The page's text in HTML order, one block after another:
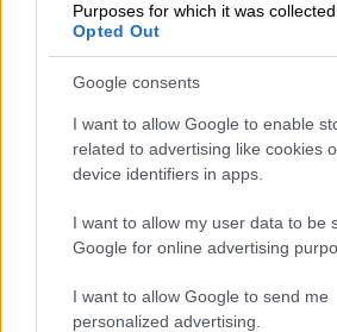
Purposes for which it was collected.
Opted Out
Google consents
I want to allow Google to enable
related to advertising like cookies
device identifiers in apps.
I want to allow my user data to be
Google for online advertising
I want to allow Google to send me
personalized advertising.
συμπλήρωσε.
επισήμανε ότι θα αλλάξει
πρότυπο της χώρας, που
ισχυρούς και οδηγεί
επόμενη κρίση, σε ένα
που ανοικοδομεί τη μεσαία
τους ασθενέστερους,
καινοτόμο και τον
επιχειρηματία, τον αγρότη,
νέο, τον συνταξιούχο.